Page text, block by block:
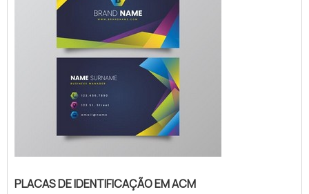
importância para segmentos como cafés,
PLACAS DE IDENTIFICAÇÃO EM ACM